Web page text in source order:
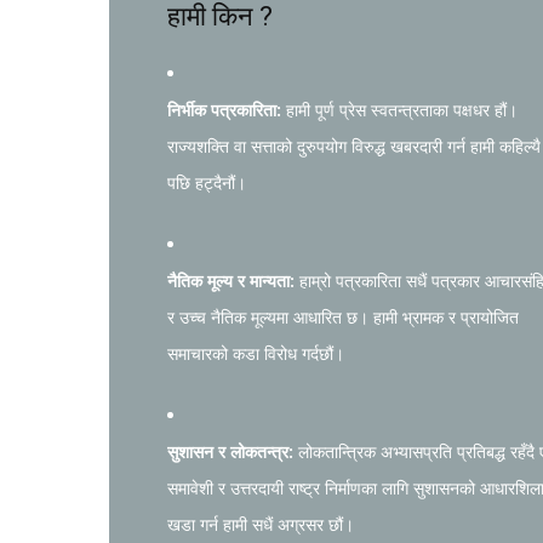
हामी किन ?
निर्भीक पत्रकारिता: हामी पूर्ण प्रेस स्वतन्त्रताका पक्षधर हौं।
राज्यशक्ति वा सत्ताको दुरुपयोग विरुद्ध खबरदारी गर्न हामी कहिल्यै
पछि हट्दैनौं।
नैतिक मूल्य र मान्यता: हाम्रो पत्रकारिता सधैं पत्रकार
र उच्च नैतिक मूल्यमा आधारित छ। हामी भ्रामक र प्रायोजित
समाचारको कडा विरोध गर्दछौं।
सुशासन र लोकतन्त्र: लोकतान्त्रिक अभ्यासप्रति प्रतिबद्ध रहँदै
समावेशी र उत्तरदायी राष्ट्र निर्माणका लागि सुशासनको आधारशिला
खडा गर्न हामी सधैं अग्रसर छौं।